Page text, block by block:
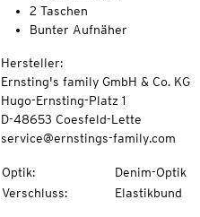
2 Taschen
Bunter Aufnäher
Hersteller:
Ernsting's family GmbH & Co. KG
Hugo-Ernsting-Platz 1
D-48653 Coesfeld-Lette
service@ernstings-family.com
Optik:
Denim-Optik
Verschluss: Elastikbund